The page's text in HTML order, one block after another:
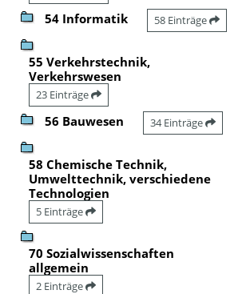
54 Informatik 58 Einträge
55 Verkehrstechnik,
Verkehrswesen
23 Einträge
56 Bauwesen 34 Einträge
58 Chemische Technik,
Umwelttechnik, verschiedene
Technologien
5 Einträge
70 Sozialwissenschaften
allgemein
2 Einträge